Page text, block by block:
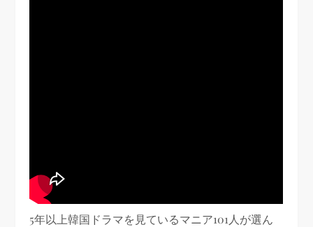
5年以上韓国ドラマを見ているマニア101人が選ん